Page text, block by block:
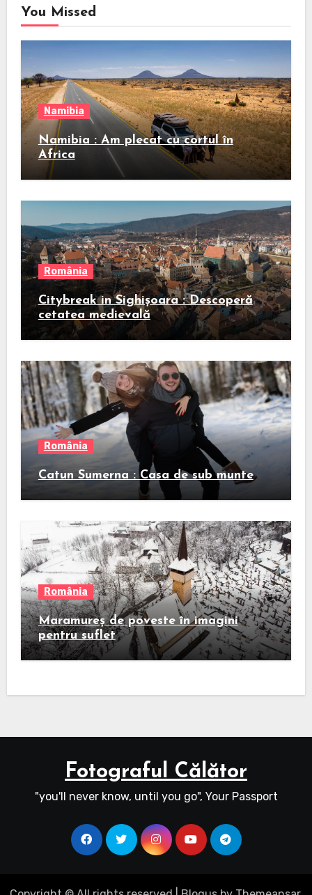
You Missed
Namibia
Namibia : Am plecat cu cortul în
Africa
România
Citybreak in Sighișoara : Descoperă
cetatea medievală
România
Catun Sumerna : Casa de sub munte
România
Maramureș de poveste în imagini
pentru suflet
Fotograful Călător
"you'll never know, until you go", Your Passport